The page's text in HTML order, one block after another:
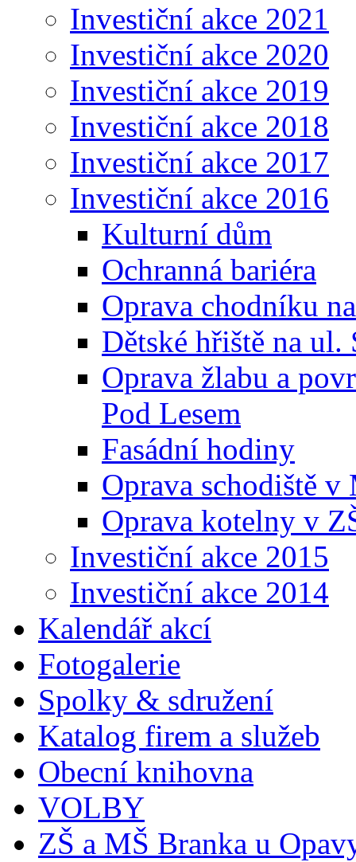
Investiční akce 2021
Investiční akce 2020
Investiční akce 2019
Investiční akce 2018
Investiční akce 2017
Investiční akce 2016
Kulturní dům
Ochranná bariéra
Oprava chodníku
Dětské hřiště na ul.
Oprava žlabu a
Pod Lesem
Fasádní hodiny
Oprava schodiště v
Oprava kotelny v
Investiční akce 2015
Investiční akce 2014
Kalendář akcí
Fotogalerie
Spolky & sdružení
Katalog firem a služeb
Obecní knihovna
VOLBY
ZŠ a MŠ Branka u